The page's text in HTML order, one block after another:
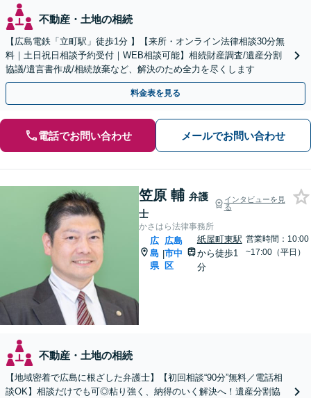
不動産・土地の相続
【広島電鉄「立町駅」徒歩1分 】【来所・オンライン法律相談30分無
料｜土日祝日相談予約受付｜WEB相談可能】相続財産調査/遺産分割
協議/遺言書作成/相続放棄など、解決のため全力を尽くします
料金表を見る
電話でお問い合わせ メールでお問い合わせ
笠原 輔 弁護
士
インタビューを見
る
かさはら法律事務所
広
島
県
|
広島
市中
区
紙屋町東駅
から徒歩1
分
営業時間：10:00
~17:00（平日）
不動産・土地の相続
【地域密着で広島に根ざした弁護士】【初回相談“90分”無料／電話相
談OK】相談だけでも可◎粘り強く、納得のいく解決へ！遺産分割協